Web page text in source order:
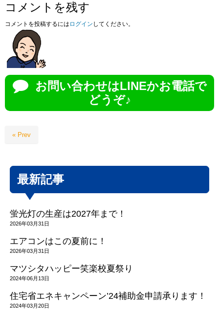
コメントを残す
コメントを投稿するには ログイン してください。
お問い合わせはLINEかお電話で
どうぞ♪
« Prev
最新記事
蛍光灯の生産は2027年まで！
2026年03月31日
エアコンはこの夏前に！
2026年03月31日
マツシタハッピー笑楽校夏祭り
2024年06月13日
住宅省エネキャンペーン’24補助金申請承ります！
2024年03月20日